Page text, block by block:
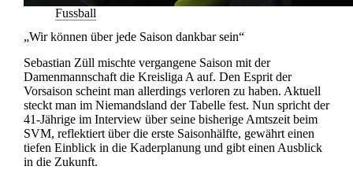
Fussball
„Wir können über jede Saison dankbar sein“
Sebastian Züll mischte vergangene Saison mit der
Damenmannschaft die Kreisliga A auf. Den Esprit der
Vorsaison scheint man allerdings verloren zu haben. Aktuell
steckt man im Niemandsland der Tabelle fest. Nun spricht der
41-Jährige im Interview über seine bisherige Amtszeit beim
SVM, reflektiert über die erste Saisonhälfte, gewährt einen
tiefen Einblick in die Kaderplanung und gibt einen Ausblick
in die Zukunft.